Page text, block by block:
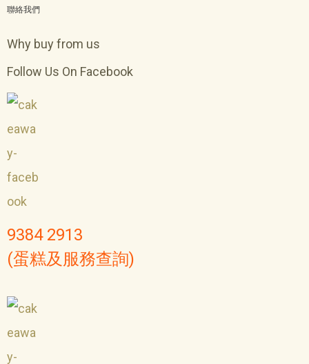
聯絡我們
Why buy from us
Follow Us On Facebook
9384 2913
(蛋糕及服務查詢)